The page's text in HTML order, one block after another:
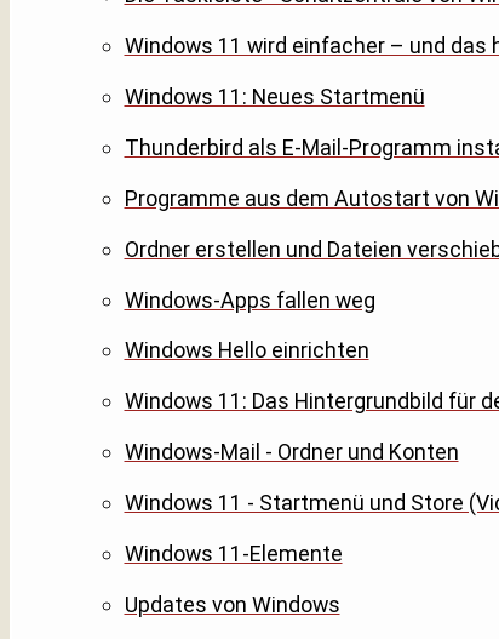
Windows 11 wird einfacher – und das
Windows 11: Neues Startmenü
Thunderbird als E-Mail-Programm
Programme aus dem Autostart von
Ordner erstellen und Dateien
Windows-Apps fallen weg
Windows Hello einrichten
Windows 11: Das Hintergrundbild für
Windows-Mail - Ordner und Konten
Windows 11 - Startmenü und Store
Windows 11-Elemente
Updates von Windows